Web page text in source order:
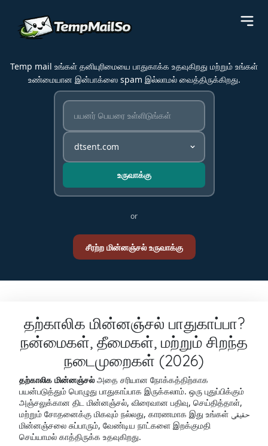
Temp mail உங்கள் தனியுரிமையை பாதுகாக்க உதவுகிறது மற்றும் உங்கள்
உண்மையான இன்பாக்ஸை spam இல்லாமல் வைத்திருக்கிறது.
உருவாக்கு
or
சீரற்ற மின்னஞ்சல் உருவாக்கு
தற்காலிக மின்னஞ்சல் பாதுகாப்பா?
நன்மைகள், தீமைகள், மற்றும் சிறந்த
நடைமுறைகள் (2026)
தற்காலிக மின்னஞ்சல்அதை சரியான நோக்கத்திற்காக
பயன்படுத்தும் பொழுது பாதுகாப்பாக இருக்கலாம். ஒரு புதுப்பிக்கும்
அஞ்சலுக்கான திட மின்னஞ்சல், விரைவான பதிவு, செய்தித்தாள்,
மற்றும் சோதனைக்கு மிகவும் நல்லது, காரணமாக இது உங்கள் حقیقی
மின்னஞ்சலை சுப்பாரும், வேண்டிய நாட்களை இறக்குமதி
செய்யாமல் காத்திருக்க உதவுகிறது.